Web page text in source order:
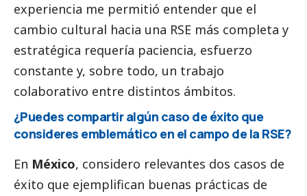
experiencia me permitió entender que el
cambio cultural hacia una RSE más completa y
estratégica requería paciencia, esfuerzo
constante y, sobre todo, un trabajo
colaborativo entre distintos ámbitos.
¿Puedes compartir algún caso de éxito que
consideres emblemático en el campo de la RSE?
En México, considero relevantes dos casos de
éxito que ejemplifican buenas prácticas de